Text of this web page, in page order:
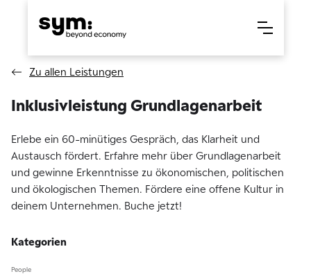
Zu allen Leistungen
Inklusivleistung Grundlagenarbeit
Erlebe ein 60-minütiges Gespräch, das Klarheit und
Austausch fördert. Erfahre mehr über Grundlagenarbeit
und gewinne Erkenntnisse zu ökonomischen, politischen
und ökologischen Themen. Fördere eine offene Kultur in
deinem Unternehmen. Buche jetzt!
Kategorien
People